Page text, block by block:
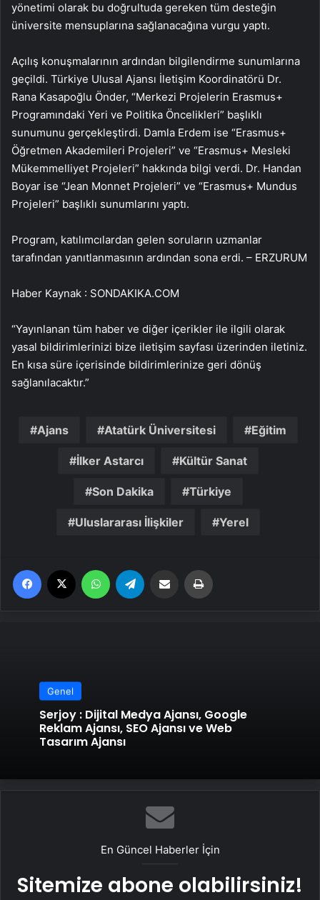
yönetimi olarak bu doğrultuda gereken tüm desteğin
üniversite mensuplarına sağlanacağına vurgu yaptı.
Açılış konuşmalarının ardından bilgilendirme sunumlarına
geçildi. Türkiye Ulusal Ajansı İletişim Koordinatörü Dr.
Rana Kasapoğlu Önder, “Merkezi Projelerin Erasmus+
Programındaki Yeri ve Politika Öncelikleri” başlıklı
sunumunu gerçekleştirdi. Damla Erdem ise “Erasmus+
Öğretmen Akademileri Projeleri” ve “Erasmus+ Mesleki
Mükemmelliyet Projeleri” hakkında bilgi verdi. Dr. Handan
Boyar ise “Jean Monnet Projeleri” ve “Erasmus+ Mundus
Projeleri” başlıklı sunumlarını yaptı.
Program, katılımcılardan gelen soruların uzmanlar
tarafından yanıtlanmasının ardından sona erdi. – ERZURUM
Haber Kaynak : SONDAKIKA.COM
“Yayınlanan tüm haber ve diğer içerikler ile ilgili olarak
yasal bildirimlerinizi bize iletişim sayfası üzerinden iletiniz.
En kısa süre içerisinde bildirimlerinize geri dönüş
sağlanılacaktır.”
Ajans Atatürk Üniversitesi Eğitim
İlker Astarcı Kültür Sanat
Son Dakika Türkiye
Uluslararası İlişkiler Yerel
Facebook WhatsApp Email'den paylaş
Genel
Serjoy : Dijital Medya Ajansı, Google
Reklam Ajansı, SEO Ajansı ve Web
Tasarım Ajansı
En Güncel Haberler İçin
Sitemize abone olabilirsiniz!